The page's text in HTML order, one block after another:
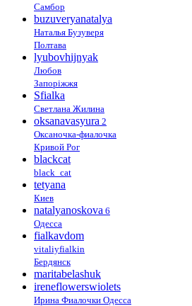
Самбор
buzuveryanatalya
Наталья Бузуверя
Полтава
lyubovhijnyak
Любов
Запоріжжя
Sfialka
Светлана Жилина
oksanavasyura 2
Оксаночка-фиалочка
Кривой Рог
blackcat
black_cat
tetyana
Киев
natalyanoskova 6
Одесса
fialkavdom
vitaliyfialkin
Бердянск
maritabelashuk
ireneflowerswiolets
Ирина Фиалочки Одесса